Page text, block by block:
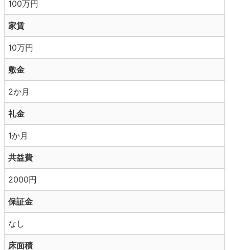
100万円
家賃
10万円
敷金
2か月
礼金
1か月
共益費
2000円
保証金
なし
床面積